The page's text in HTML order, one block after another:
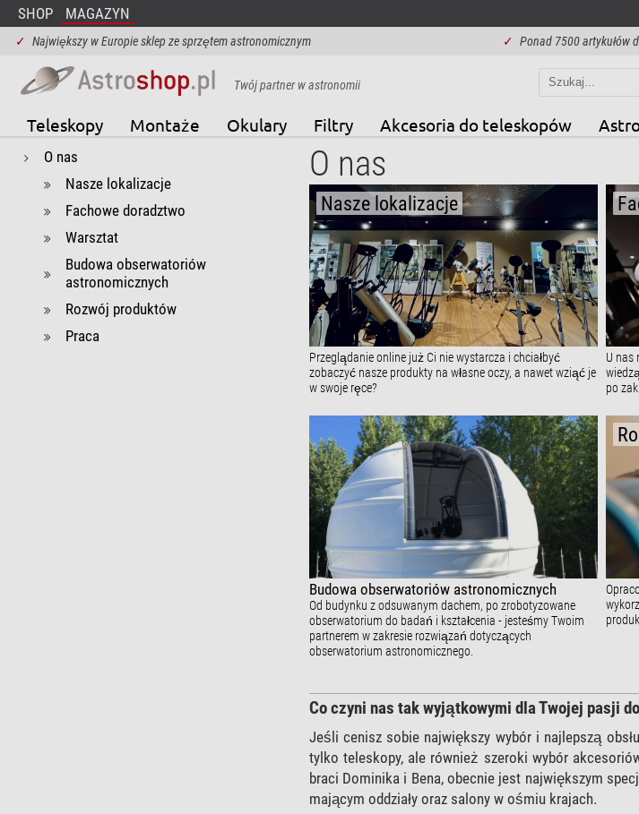
SHOP MAGAZYN
✓ Największy w Europie sklep ze sprzętem astronomicznym ✓ Ponad 7500 artykułów
Twój partner w astronomii
Teleskopy Montaże Okulary Filtry Akcesoria do teleskopów
O nas
Nasze lokalizacje
Fachowe doradztwo
Warsztat
Budowa obserwatoriów
astronomicznych
Rozwój produktów
Praca
O nas
Nasze lokalizacje
Przeglądanie online już Ci nie wystarcza i chciałbyć
zobaczyć nasze produkty na własne oczy, a nawet wziąć je
w swoje ręce?
U nas
po
Budowa obserwatoriów astronomicznych
Od budynku z odsuwanym dachem, po zrobotyzowane
obserwatorium do badań i kształcenia - jesteśmy Twoim
partnerem w zakresie rozwiązań dotyczących
obserwatorium astronomicznego.
Co czyni nas tak wyjątkowymi dla Twojej pasji
Jeśli cenisz sobie największy wybór i najlepszą
tylko teleskopy, ale również szeroki wybór
braci Dominika i Bena, obecnie jest największym
mającym oddziały oraz salony w ośmiu krajach.